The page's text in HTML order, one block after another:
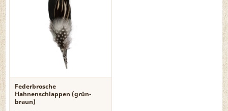
Federbrosche
Hahnenschlappen (grün-
braun)